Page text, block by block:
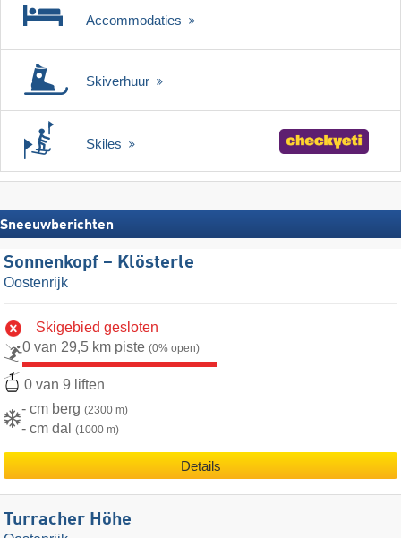
Accommodaties
Skiverhuur
Skiles
Sneeuwberichten
Sonnenkopf – Klösterle
Oostenrijk
Skigebied gesloten
0 van 29,5 km piste (0% open)
0 van 9 liften
- cm berg (2300 m)
- cm dal (1000 m)
Details
Turracher Höhe